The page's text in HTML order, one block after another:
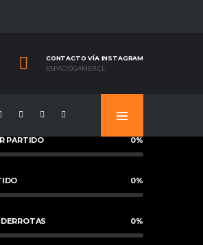
CONTACTO VÍA INSTAGRAM
ESPACIOGAMER.CL
PARTIDO 0%
0%
0%